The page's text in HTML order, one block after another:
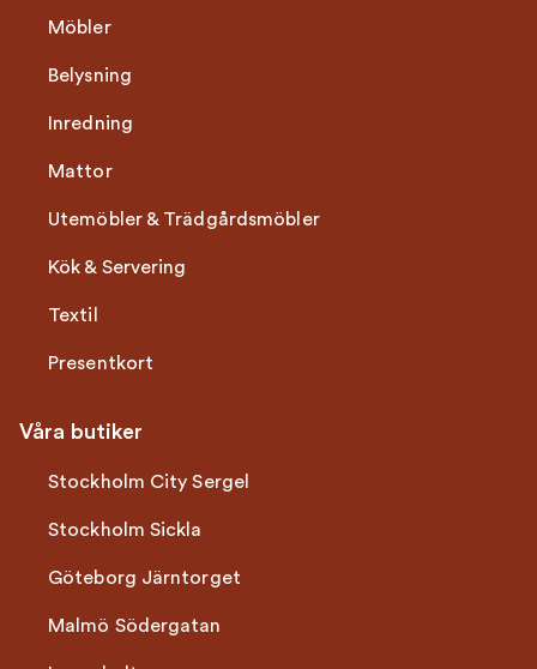
Möbler
Belysning
Inredning
Mattor
Utemöbler & Trädgårdsmöbler
Kök & Servering
Textil
Presentkort
Våra butiker
Stockholm City Sergel
Stockholm Sickla
Göteborg Järntorget
Malmö Södergatan